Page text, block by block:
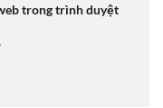
trong trình duyệt